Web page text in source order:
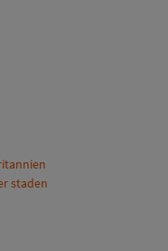
staden